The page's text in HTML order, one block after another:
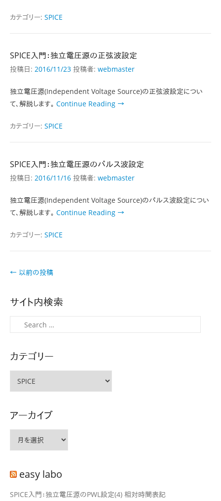
カテゴリー: SPICE
SPICE入門：独立電圧源の正弦波設定
投稿日: 2016/11/23 投稿者: webmaster
独立電圧源(Independent Voltage Source)の正弦波設定につい
て、解説します。 Continue Reading →
カテゴリー: SPICE
SPICE入門：独立電圧源のパルス波設定
投稿日: 2016/11/16 投稿者: webmaster
独立電圧源(Independent Voltage Source)のパルス波設定につい
て、解説します。 Continue Reading →
カテゴリー: SPICE
投
ナ
ビ
ー
ョ
ン
← 以前の投稿
サイト内検索
索
カテゴリー
リ
アーカイブ
イ easy labo
SPICE入門：独立電圧源のPWL設定(4) 相対時間表記